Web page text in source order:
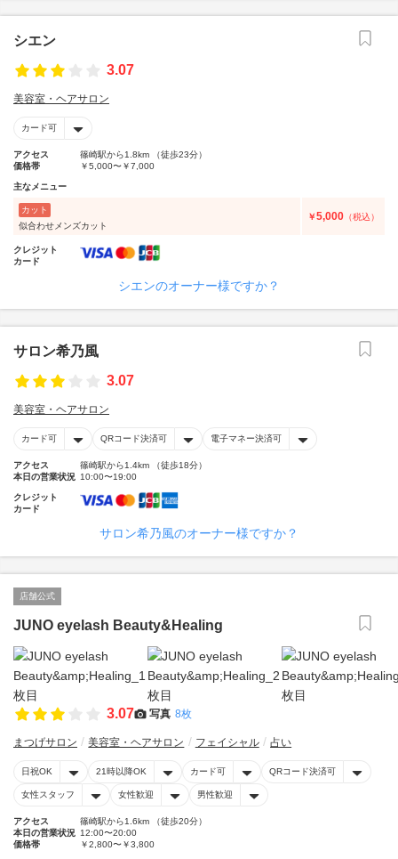
シエン
3.07
美容室・ヘアサロン
カード可
アクセス
篠崎駅から1.8km （徒歩23分）
価格帯
￥5,000〜￥7,000
主なメニュー
カット
似合わせメンズカット
￥5,000 （税込）
クレジット
カード
シエンのオーナー様ですか？
サロン希乃風
3.07
美容室・ヘアサロン
カード可 QRコード決済可 電子マネー決済可
アクセス
篠崎駅から1.4km （徒歩18分）
本日の営業状況 10:00〜19:00
クレジット
カード
サロン希乃風のオーナー様ですか？
店舗公式
JUNO eyelash Beauty&Healing
3.07 写真 8枚
まつげサロン 美容室・ヘアサロン フェイシャル 占い
日祝OK 21時以降OK カード可 QRコード決済可
女性スタッフ 女性歓迎 男性歓迎
アクセス
篠崎駅から1.6km （徒歩20分）
本日の営業状況 12:00〜20:00
価格帯
￥2,800〜￥3,800